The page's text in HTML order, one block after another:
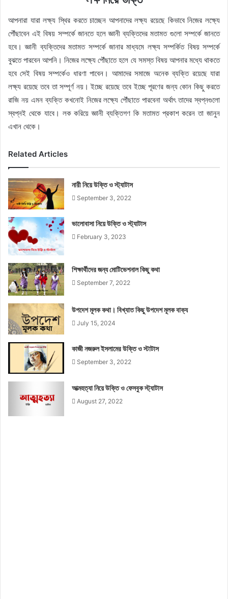
আপনারা যারা লক্ষ্য স্থির করতে চাচ্ছেন আপনাদের লক্ষ্য রয়েছে কিভাবে নিজের লক্ষ্যে
পৌঁছাবেন এই বিষয় সম্পর্কে জানতে হলে জ্ঞানী ব্যক্তিদের মতামত গুলো সম্পর্কে জানতে
হবে। জ্ঞানী ব্যক্তিদের মতামত সম্পর্কে জানার মাধ্যমে লক্ষ্য সম্পর্কিত বিষয় সম্পর্কে
বুঝতে পারবেন আপনি। নিজের লক্ষ্যে পৌঁছাতে হলে যে সমস্ত বিষয় আপনার মধ্যে থাকতে
হবে সেই বিষয় সম্পর্কেও ধারণা পাবেন। আমাদের সমাজে অনেক ব্যক্তি রয়েছে যারা
লক্ষ্য রয়েছে তবে তা সম্পূর্ণ নয়। ইচ্ছে রয়েছে তবে ইচ্ছে পূরণের জন্য কোন কিছু করতে
রাজি নয় এমন ব্যক্তি কখনোই নিজের লক্ষ্যে পৌঁছাতে পারবেনা অর্থাৎ তাদের স্বপ্নগুলো
স্বপ্নই থেকে যাবে। লক করিয়ে জ্ঞানী ব্যক্তিগণ কি মতামত প্রকাশ করেন তা জানুন
এখান থেকে।
Related Articles
নারী নিয়ে উক্তি ও স্ট্যাটাস
September 3, 2022
ভালোবাসা নিয়ে উক্তি ও স্ট্যাটাস
February 3, 2023
শিক্ষার্থীদের জন্য মোটিভেশনাল কিছু কথা
September 7, 2022
উপদেশ মূলক কথা। বিখ্যাত কিছু উপদেশ মূলক বাক্য
July 15, 2024
কাজী নজরুল ইসলামের উক্তি ও স্টাটাস
September 3, 2022
আত্মহত্যা নিয়ে উক্তি ও ফেসবুক স্ট্যাটাস
August 27, 2022